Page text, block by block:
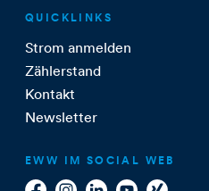
QUICKLINKS
Strom anmelden
Zählerstand
Kontakt
Newsletter
EWW IM SOCIAL WEB